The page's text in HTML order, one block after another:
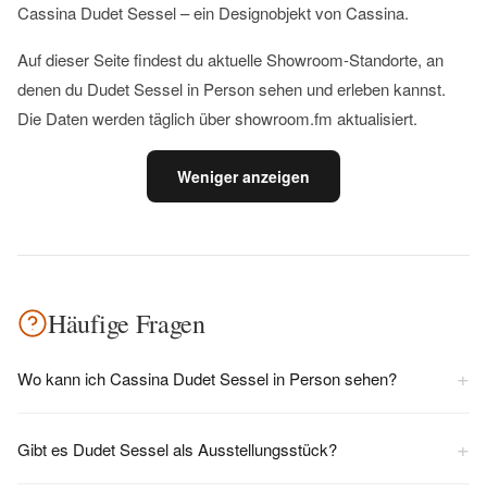
Cassina Dudet Sessel – ein Designobjekt von Cassina.
Auf dieser Seite findest du aktuelle Showroom-Standorte, an
denen du Dudet Sessel in Person sehen und erleben kannst.
Die Daten werden täglich über showroom.fm aktualisiert.
Weniger anzeigen
Häufige Fragen
Wo kann ich Cassina Dudet Sessel in Person sehen? +
Gibt es Dudet Sessel als Ausstellungsstück? +